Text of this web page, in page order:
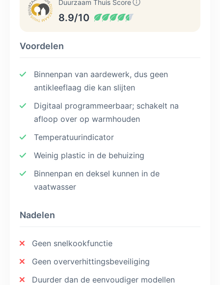
Duurzaam Thuis Score
8.9/10
Voordelen
Binnenpan van aardewerk, dus geen
antikleeflaag die kan slijten
Digitaal programmeerbaar; schakelt na
afloop over op warmhouden
Temperatuurindicator
Weinig plastic in de behuizing
Binnenpan en deksel kunnen in de
vaatwasser
Nadelen
Geen snelkookfunctie
Geen oververhittingsbeveiliging
Duurder dan de eenvoudiger modellen